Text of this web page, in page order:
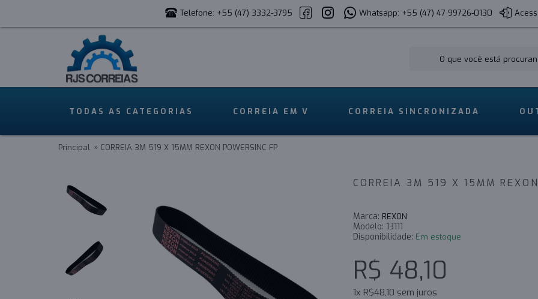
Telefone: +55 (47) 3332-3795 Whatsapp: +55 (47) 47 99726-0130
TODAS AS CATEGORIAS CORREIA EM V CORREIA SINCRONIZADA
Principal CORREIA 3M 519 X 15MM REXON POWERSINC FP
CORREIA 3M 519 X 15MM
Marca: REXON
Modelo: 13111
Disponibilidade: Em estoque
R$ 48,10
1x R$48,10 sem juros